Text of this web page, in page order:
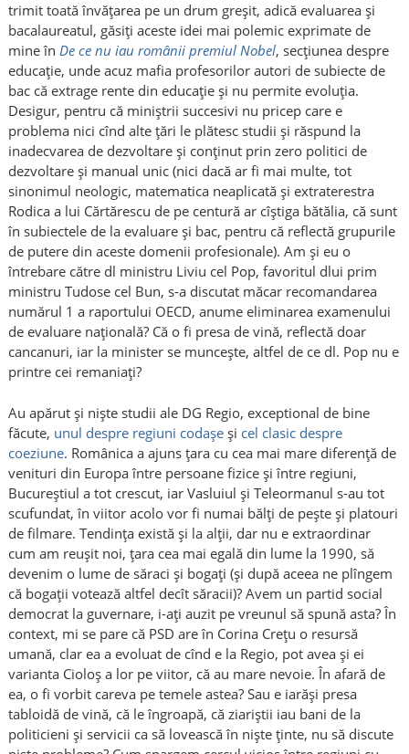
trimit toată învățarea pe un drum greșit, adică evaluarea și
bacalaureatul, găsiți aceste idei mai polemic exprimate de
mine în De ce nu iau românii premiul Nobel, secțiunea despre
educație, unde acuz mafia profesorilor autori de subiecte de
bac că extrage rente din educație și nu permite evoluția.
Desigur, pentru că miniștrii succesivi nu pricep care e
problema nici cînd alte țări le plătesc studii și răspund la
inadecvarea de dezvoltare și conținut prin zero politici de
dezvoltare și manual unic (nici dacă ar fi mai multe, tot
sinonimul neologic, matematica neaplicată și extraterestra
Rodica a lui Cărtărescu de pe centură ar cîștiga bătălia, că sunt
în subiectele de la evaluare și bac, pentru că reflectă grupurile
de putere din aceste domenii profesionale). Am și eu o
întrebare către dl ministru Liviu cel Pop, favoritul dlui prim
ministru Tudose cel Bun, s-a discutat măcar recomandarea
numărul 1 a raportului OECD, anume eliminarea examenului
de evaluare națională? Că o fi presa de vină, reflectă doar
cancanuri, iar la minister se muncește, altfel de ce dl. Pop nu e
printre cei remaniați?
Au apărut și niște studii ale DG Regio, exceptional de bine
făcute, unul despre regiuni codașeși cel clasic despre
coeziune. Românica a ajuns țara cu cea mai mare diferență de
venituri din Europa între persoane fizice și între regiuni,
Bucureștiul a tot crescut, iar Vasluiul și Teleormanul s-au tot
scufundat, în viitor acolo vor fi numai bălți de pește și platouri
de filmare. Tendința există și la alții, dar nu e extraordinar
cum am reușit noi, țara cea mai egală din lume la 1990, să
devenim o lume de săraci și bogați (și după aceea ne plîngem
că bogații votează altfel decît săracii)? Avem un partid social
democrat la guvernare, i-ați auzit pe vreunul să spună asta? În
context, mi se pare că PSD are în Corina Crețu o resursă
umană, clar ea a evoluat de cînd e la Regio, pot avea și ei
varianta Cioloș a lor pe viitor, că au mare nevoie. În afară de
ea, o fi vorbit careva pe temele astea? Sau e iarăși presa
tabloidă de vină, că le îngroapă, că ziariștii iau bani de la
politicieni și servicii ca să lovească în niște ținte, nu să discute